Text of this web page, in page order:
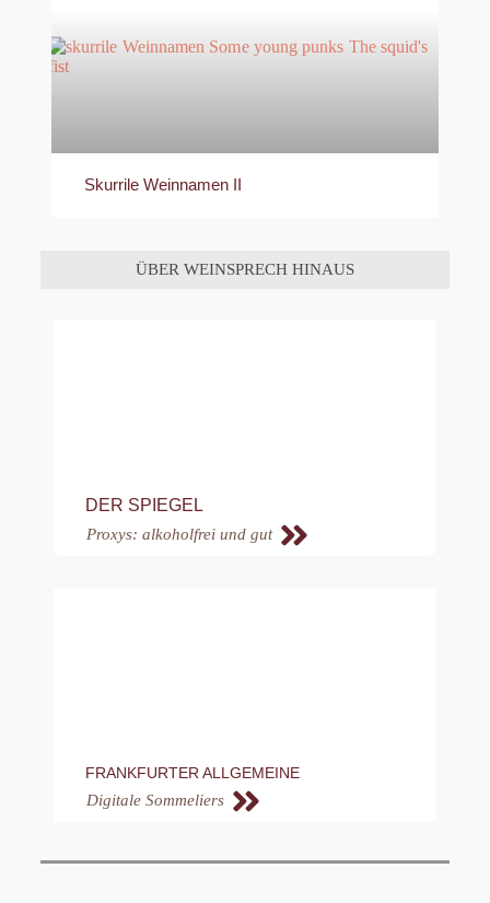
Skurrile Weinnamen II
ÜBER WEINSPRECH HINAUS
DER SPIEGEL
Proxys: alkoholfrei und gut
FRANKFURTER ALLGEMEINE
Digitale Sommeliers